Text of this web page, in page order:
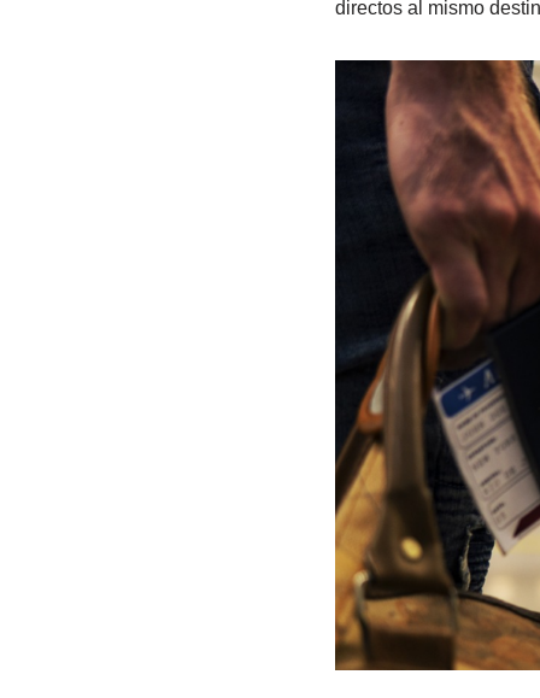
directos al mismo